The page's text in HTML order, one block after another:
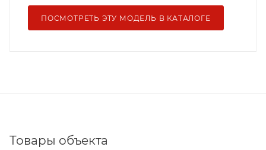
ПОСМОТРЕТЬ ЭТУ МОДЕЛЬ В КАТАЛОГЕ
Товары объекта